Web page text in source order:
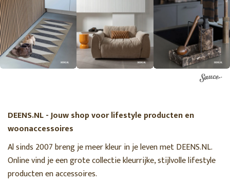
DEENS.NL - Jouw shop voor lifestyle producten en
woonaccessoires
Al sinds 2007 breng je meer kleur in je leven met DEENS.NL.
Online vind je een grote collectie kleurrijke, stijlvolle lifestyle
producten en accessoires.